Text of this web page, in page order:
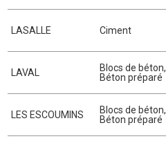
LASALLE Ciment
LAVAL Blocs de béton,
Béton préparé
LES ESCOUMINS Blocs de béton,
Béton préparé